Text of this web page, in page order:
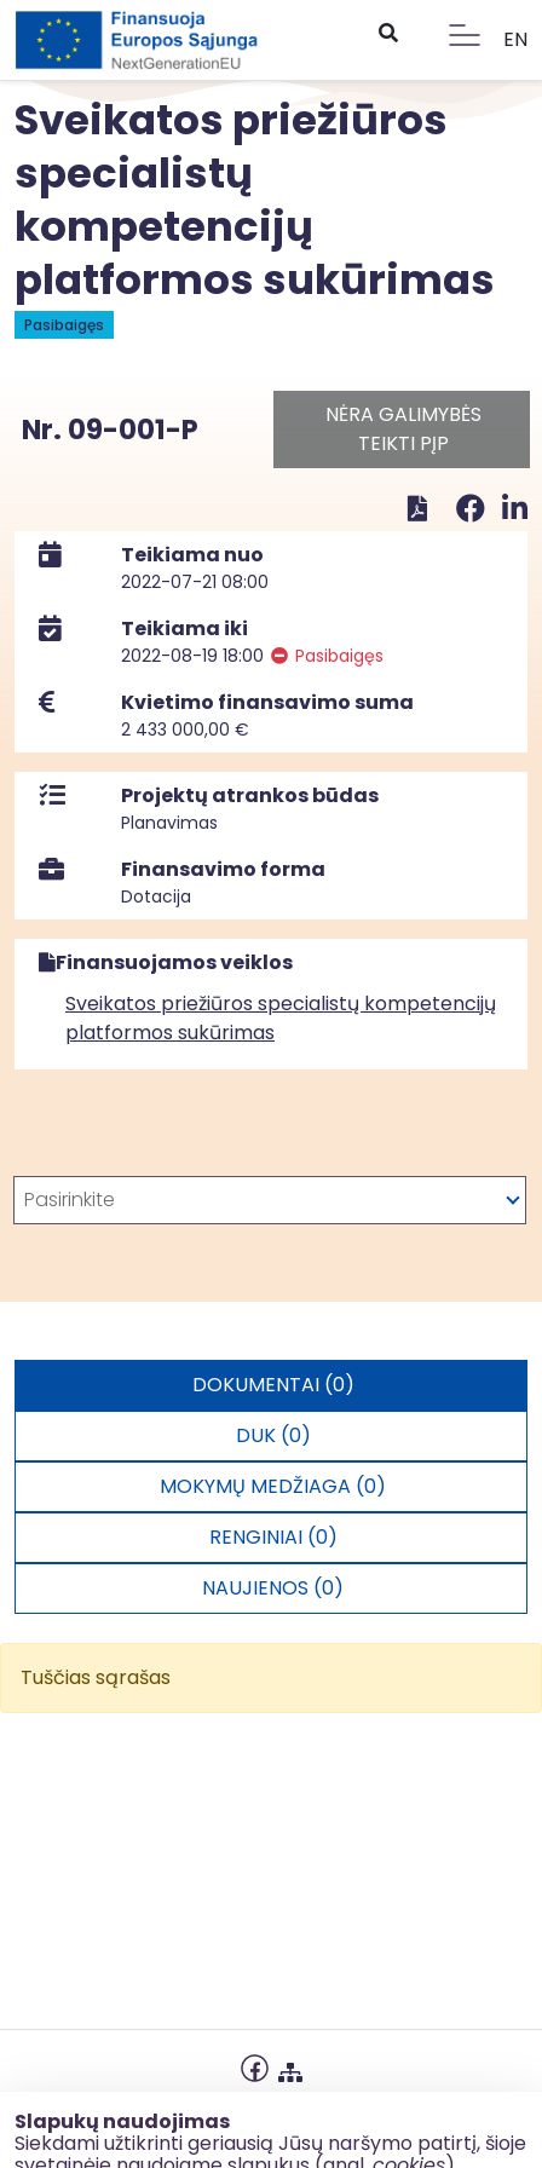
Slapukų naudojimas
Siekdami užtikrinti geriausią Jūsų naršymo patirtį, šioje
EN
Sveikatos priežiūros
specialistų
kompetencijų
platformos sukūrimas
Pasibaigęs
Nr. 09-001-P
NĖRA GALIMYBĖS
TEIKTI PĮP
Teikiama nuo
2022-07-21 08:00
Teikiama iki
2022-08-19 18:00 Pasibaigęs
Kvietimo finansavimo suma
2 433 000,00 €
Projektų atrankos būdas
Planavimas
Finansavimo forma
Dotacija
Finansuojamos veiklos
Sveikatos priežiūros specialistų kompetencijų
platformos sukūrimas
Paieška
Pasirinkite
DOKUMENTAI (0)
DUK (0)
MOKYMŲ MEDŽIAGA (0)
RENGINIAI (0)
NAUJIENOS (0)
Tuščias sąrašas
Slapukų naudojimas